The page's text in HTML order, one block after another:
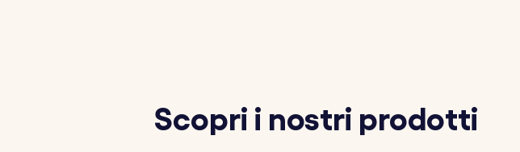
il portachiavi finito è assemblato e pronto per essere utilizzato o regalato. Un
Scopri i nostri prodotti